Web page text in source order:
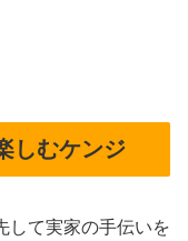
しむケンジ
して実家の手伝いを